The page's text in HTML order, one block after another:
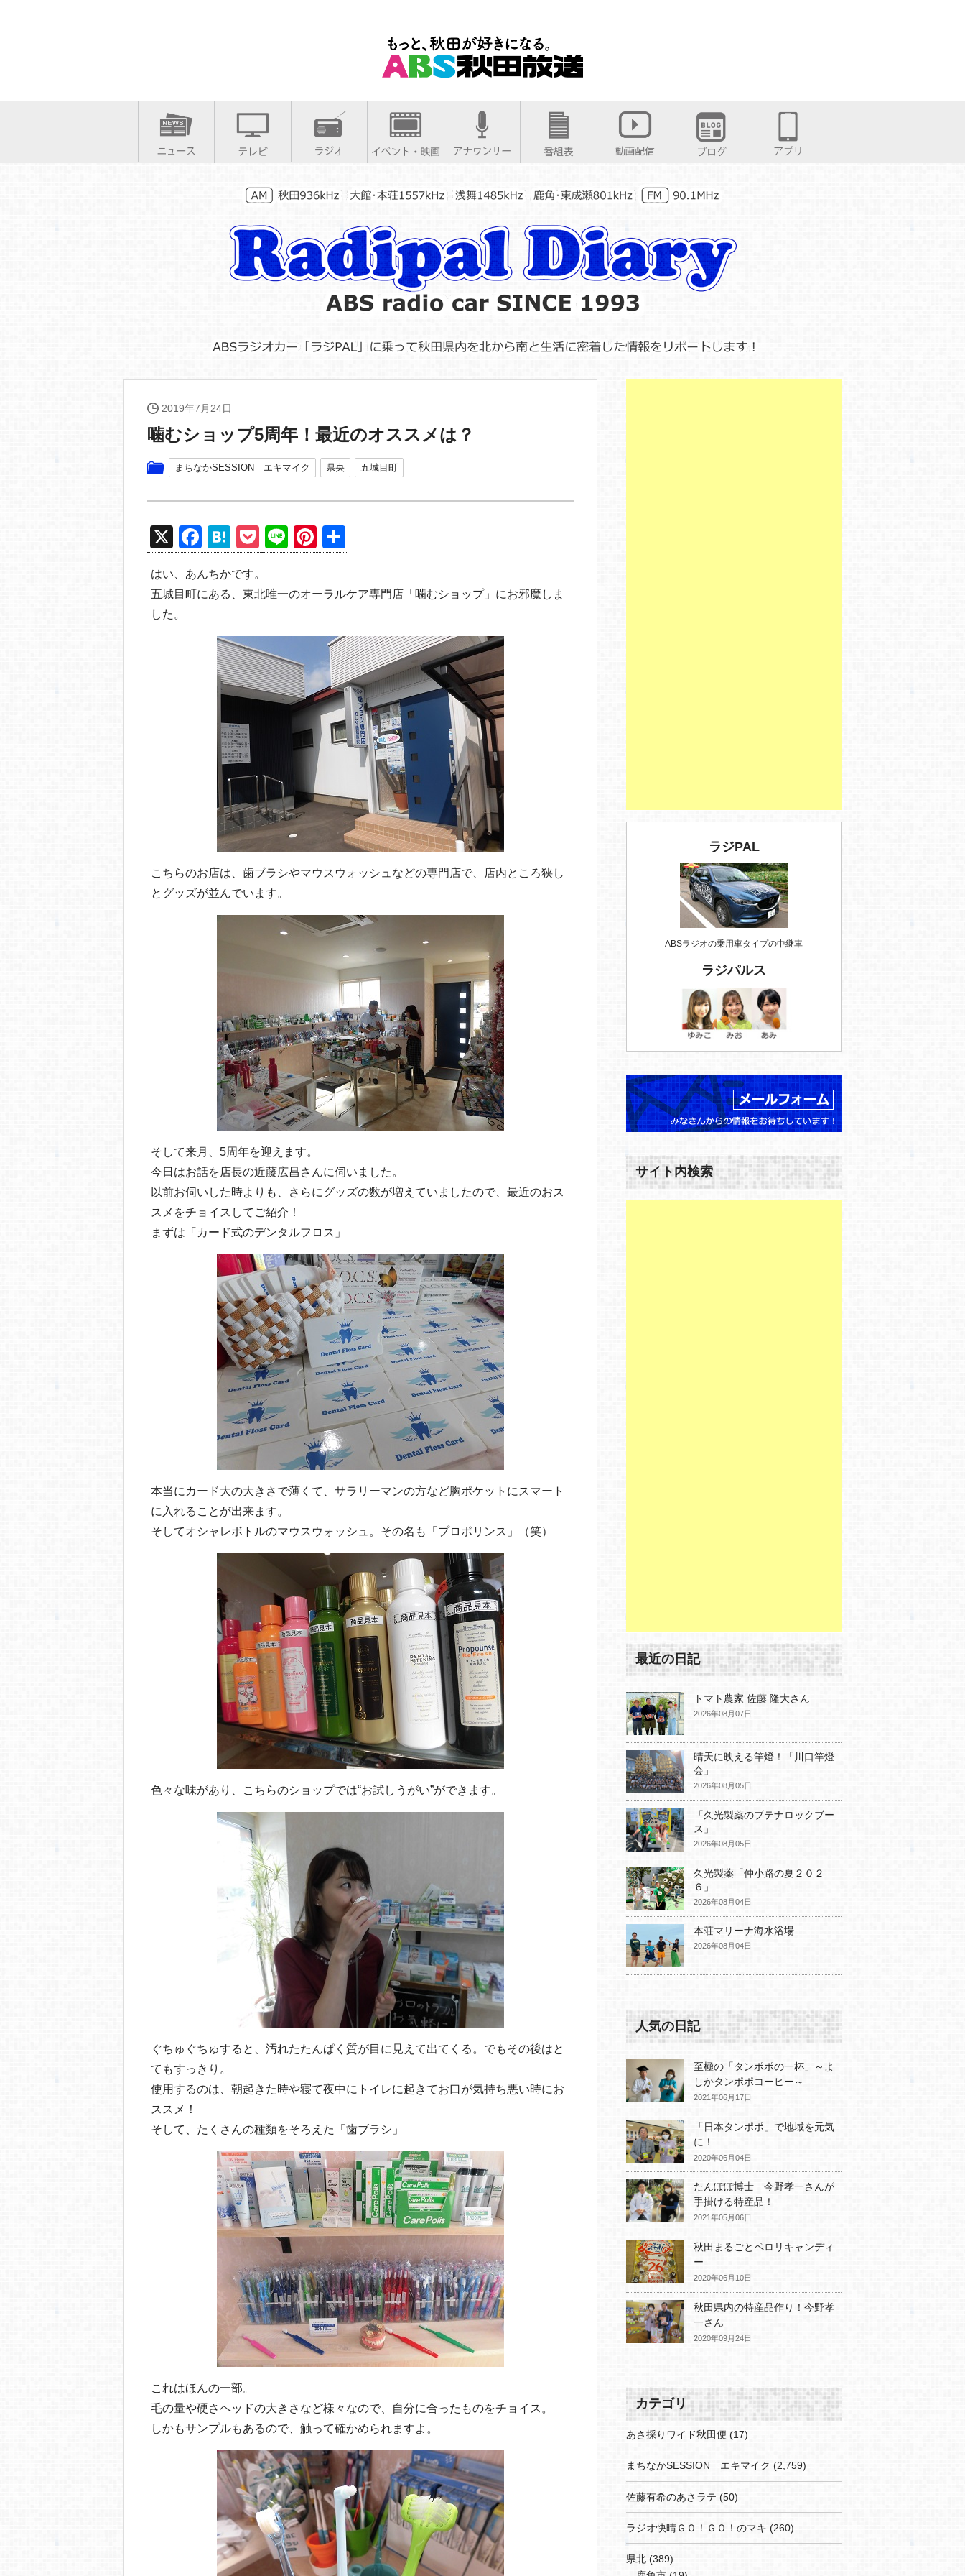
2019年7月24日
噛むショップ5周年！最近のオススメは？
まちなかSESSION エキマイク 県央 五城目町
X
F
a
c
e
H
at
e
n
a
P
o
ck
et
Li
n
e
Pi
nt
er
e
st
有
はい、あんちかです。
五城目町にある、東北唯一のオーラルケア専門店「噛むショップ」にお邪魔しま
した。
こちらのお店は、歯ブラシやマウスウォッシュなどの専門店で、店内ところ狭し
とグッズが並んでいます。
そして来月、5周年を迎えます。
今日はお話を店長の近藤広昌さんに伺いました。
以前お伺いした時よりも、さらにグッズの数が増えていましたので、最近のおス
スメをチョイスしてご紹介！
まずは「カード式のデンタルフロス」
本当にカード大の大きさで薄くて、サラリーマンの方など胸ポケットにスマート
に入れることが出来ます。
そしてオシャレボトルのマウスウォッシュ。その名も「プロポリンス」（笑）
色々な味があり、こちらのショップでは“お試しうがい”ができます。
ぐちゅぐちゅすると、汚れたたんぱく質が目に見えて出てくる。でもその後はと
てもすっきり。
使用するのは、朝起きた時や寝て夜中にトイレに起きてお口が気持ち悪い時にお
ススメ！
そして、たくさんの種類をそろえた「歯ブラシ」
これはほんの一部。
毛の量や硬さヘッドの大きさなど様々なので、自分に合ったものをチョイス。
しかもサンプルもあるので、触って確かめられますよ。
ラジPAL
ABSラジオの乗用車タイプの中継車
ラジパルス
サイト内検索
最近の日記
トマト農家 佐藤 隆大さん
2026年08月07日
晴天に映える竿燈！「川口竿燈
会」
2026年08月05日
「久光製薬のブテナロックブー
ス」
2026年08月05日
久光製薬「仲小路の夏２０２
６」
2026年08月04日
本荘マリーナ海水浴場
2026年08月04日
人気の日記
至極の「タンポポの一杯」～よ
しかタンポポコーヒー～
2021年06月17日
「日本タンポポ」で地域を元気
に！
2020年06月04日
たんぽぽ博士 今野孝一さんが
手掛ける特産品！
2021年05月06日
秋田まるごとペロリキャンディ
ー
2020年06月10日
秋田県内の特産品作り！今野孝
一さん
2020年09月24日
カテゴリ
あさ採りワイド秋田便 (17)
まちなかSESSION エキマイク (2,759)
佐藤有希のあさラテ (50)
ラジオ快晴ＧＯ！ＧＯ！のマキ (260)
県北 (389)